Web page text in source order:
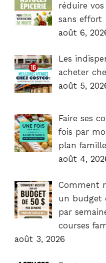
réduire vos
sans effort
août 6,
Les
acheter
août 5,
Faire ses
fois par
plan famille
août 4,
Comment
un budget
par
courses
août 3, 2026